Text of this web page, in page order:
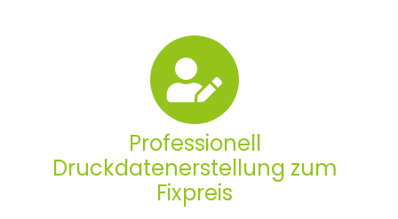
Professionell
Druckdatenerstellung zum
Fixpreis